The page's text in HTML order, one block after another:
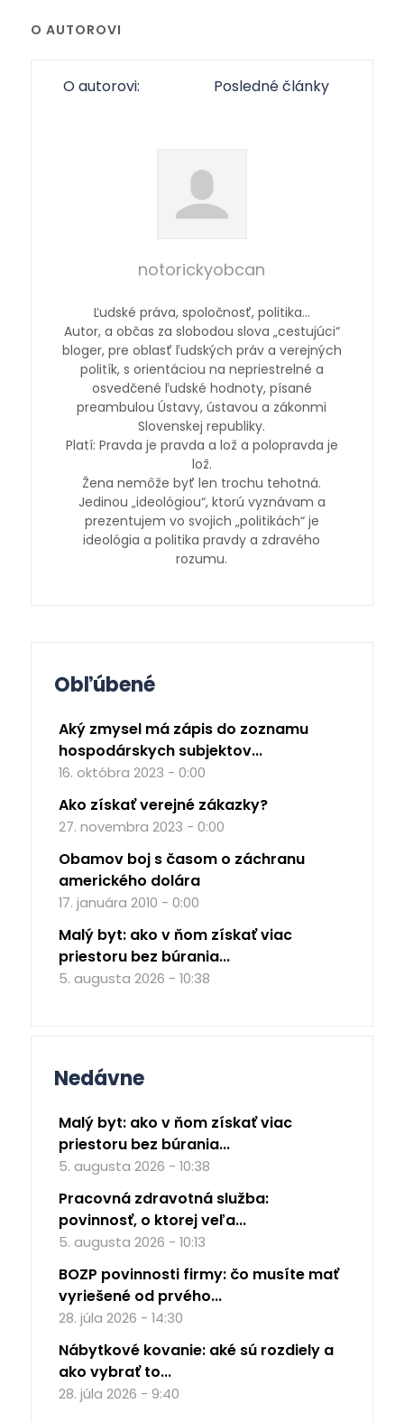
O AUTOROVI
O autorovi: Posledné články
notorickyobcan
Ľudské práva, spoločnosť, politika…
Autor, a občas za slobodou slova „cestujúci“
bloger, pre oblasť ľudských práv a verejných
politík, s orientáciou na nepriestrelné a
osvedčené ľudské hodnoty, písané
preambulou Ústavy, ústavou a zákonmi
Slovenskej republiky.
Platí: Pravda je pravda a lož a polopravda je
lož.
Žena nemôže byť len trochu tehotná.
Jedinou „ideológiou“, ktorú vyznávam a
prezentujem vo svojich „politikách“ je
ideológia a politika pravdy a zdravého
rozumu.
Obľúbené
Aký zmysel má zápis do zoznamu
hospodárskych subjektov...
16. októbra 2023 - 0:00
Ako získať verejné zákazky?
27. novembra 2023 - 0:00
Obamov boj s časom o záchranu
amerického dolára
17. januára 2010 - 0:00
Malý byt: ako v ňom získať viac
priestoru bez búrania...
5. augusta 2026 - 10:38
Nedávne
Malý byt: ako v ňom získať viac
priestoru bez búrania...
5. augusta 2026 - 10:38
Pracovná zdravotná služba:
povinnosť, o ktorej veľa...
5. augusta 2026 - 10:13
BOZP povinnosti firmy: čo musíte mať
vyriešené od prvého...
28. júla 2026 - 14:30
Nábytkové kovanie: aké sú rozdiely a
ako vybrať to...
28. júla 2026 - 9:40